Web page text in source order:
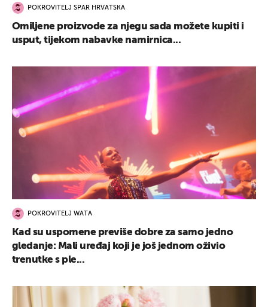
POKROVITELJ SPAR HRVATSKA
Omiljene proizvode za njegu sada možete kupiti i
usput, tijekom nabavke namirnica...
POKROVITELJ WATA
Kad su uspomene previše dobre za samo jedno
gledanje: Mali uređaj koji je još jednom oživio
trenutke s ple...